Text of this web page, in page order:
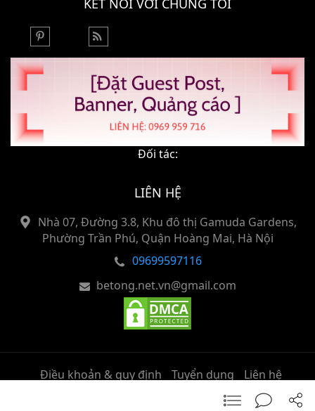
KẾT NỐI VỚI CHÚNG TÔI
Đối tác:
LIÊN HỆ
Nhà 07, Đường 3.8, Khu đô thị Gamuda Gardens,
Phường Trần Phú, Quận Hoàng Mai, Hà Nội
09699597116
betong.net.vn@gmail.com
Điều khoản & quy định Tuyển dụng
Liên hệ
Copyright © 2025 All Rights Reserved.